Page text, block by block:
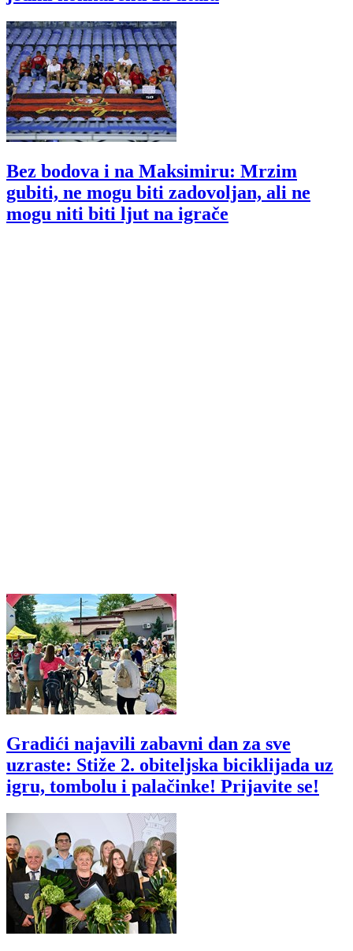
Bez bodova i na Maksimiru: Mrzim
gubiti, ne mogu biti zadovoljan, ali ne
mogu niti biti ljut na igrače
Gradići najavili zabavni dan za sve
uzraste: Stiže 2. obiteljska biciklijada uz
igru, tombolu i palačinke! Prijavite se!